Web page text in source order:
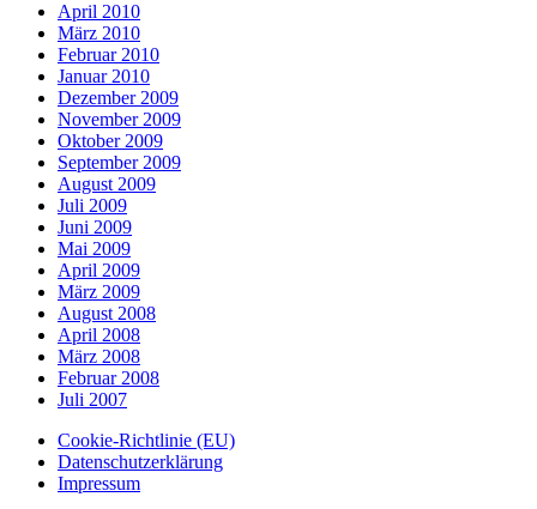
April 2010
März 2010
Februar 2010
Januar 2010
Dezember 2009
November 2009
Oktober 2009
September 2009
August 2009
Juli 2009
Juni 2009
Mai 2009
April 2009
März 2009
August 2008
April 2008
März 2008
Februar 2008
Juli 2007
Cookie-Richtlinie (EU)
Datenschutzerklärung
Impressum